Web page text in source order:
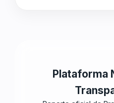
Plataforma